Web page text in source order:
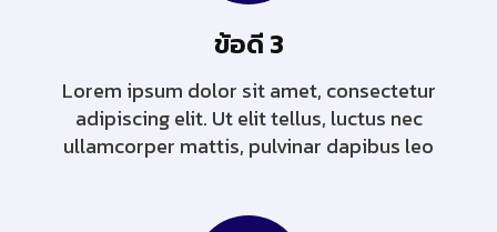
ข้อดี 3
Lorem ipsum dolor sit amet, consectetur
adipiscing elit. Ut elit tellus, luctus nec
ullamcorper mattis, pulvinar dapibus leo